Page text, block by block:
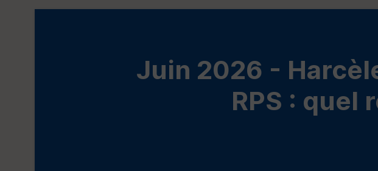
Juin 2026 -
RPS : quel